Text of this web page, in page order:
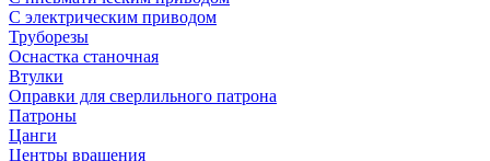
С электрическим приводом
Труборезы
Оснастка станочная
Втулки
Оправки для сверлильного патрона
Патроны
Цанги
Центры вращения